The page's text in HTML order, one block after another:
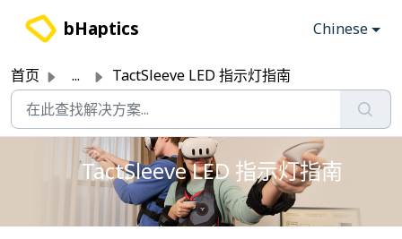
bHaptics Chinese
首页 ... TactSleeve LED 指示灯指南
TactSleeve LED 指示灯指南